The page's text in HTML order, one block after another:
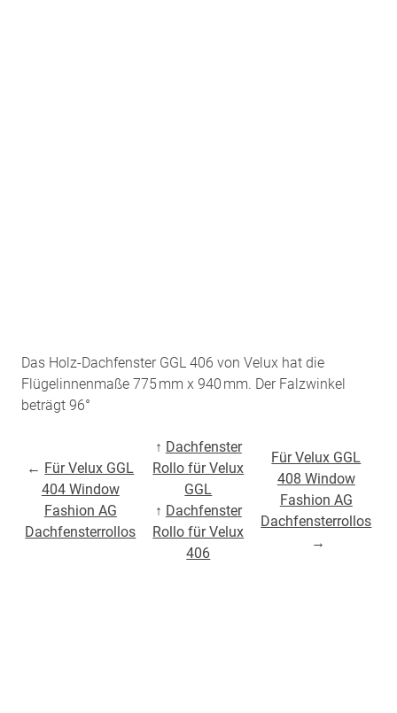
Das Holz-Dachfenster GGL 406 von Velux hat die
Flügelinnenmaße 775 mm x 940 mm. Der Falzwinkel
beträgt 96°
← Für Velux GGL
404 Window
Fashion AG
Dachfensterrollos
↑ Dachfenster
Rollo für Velux
GGL
↑ Dachfenster
Rollo für Velux
406
Für Velux GGL
408 Window
Fashion AG
Dachfensterrollos
→